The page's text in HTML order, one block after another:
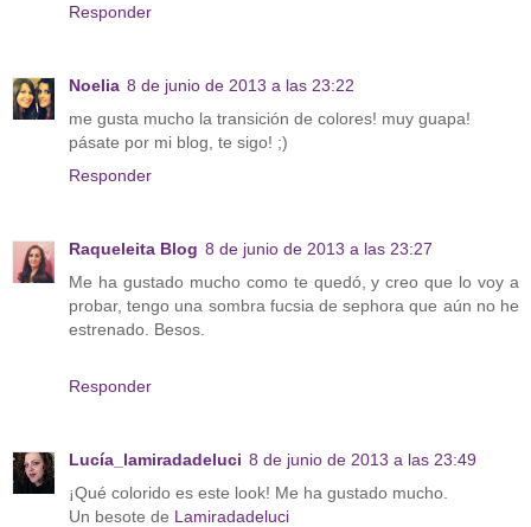
Responder
Noelia 8 de junio de 2013 a las 23:22
me gusta mucho la transición de colores! muy guapa!
pásate por mi blog, te sigo! ;)
Responder
Raqueleita Blog 8 de junio de 2013 a las 23:27
Me ha gustado mucho como te quedó, y creo que lo voy a
probar, tengo una sombra fucsia de sephora que aún no he
estrenado. Besos.
Responder
Lucía_lamiradadeluci 8 de junio de 2013 a las 23:49
¡Qué colorido es este look! Me ha gustado mucho.
Un besote de Lamiradadeluci